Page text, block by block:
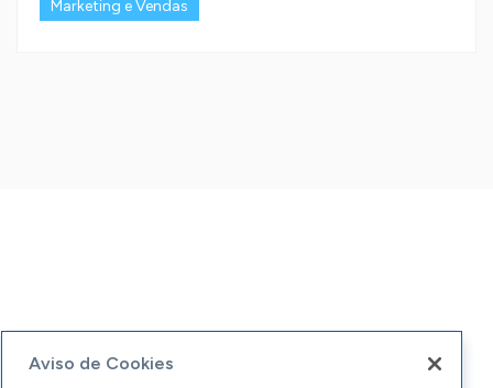
Marketing e Vendas
Aviso de Cookies